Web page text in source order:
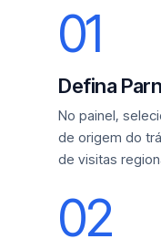
01
Defina
No painel,
de origem do
de visitas
02